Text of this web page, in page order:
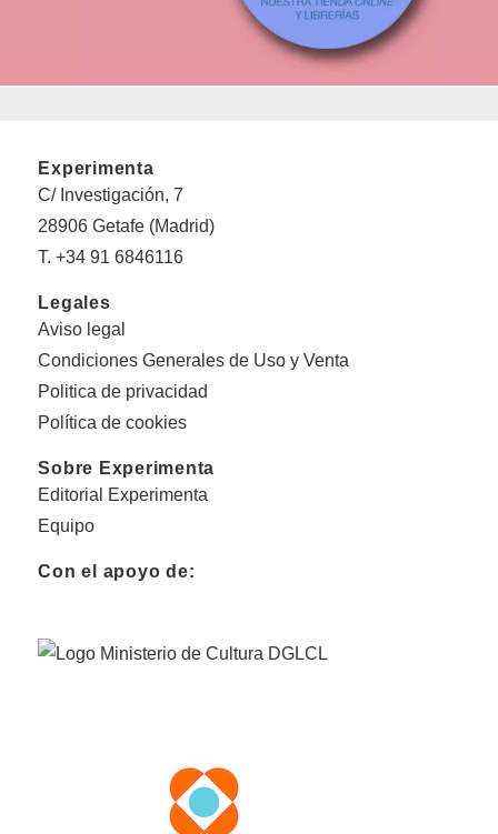
Experimenta
C/ Investigación, 7
28906 Getafe (Madrid)
T. +34 91 6846116
Legales
Aviso legal
Condiciones Generales de Uso y Venta
Politica de privacidad
Política de cookies
Sobre Experimenta
Editorial Experimenta
Equipo
Con el apoyo de: